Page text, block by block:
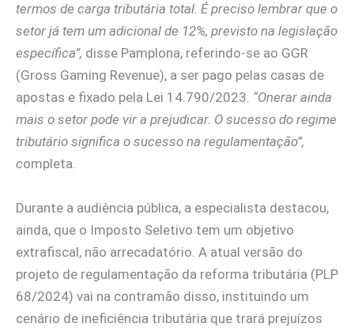
termos de carga tributária total. É preciso lembrar que o
setor já tem um adicional de 12%, previsto na legislação
específica”, disse Pamplona, referindo-se ao GGR
(Gross Gaming Revenue), a ser pago pelas casas de
apostas e fixado pela Lei 14.790/2023. “Onerar ainda
mais o setor pode vir a prejudicar. O sucesso do regime
tributário significa o sucesso na regulamentação”,
completa.
Durante a audiência pública, a especialista destacou,
ainda, que o Imposto Seletivo tem um objetivo
extrafiscal, não arrecadatório. A atual versão do
projeto de regulamentação da reforma tributária (PLP
68/2024) vai na contramão disso, instituindo um
cenário de ineficiência tributária que trará prejuízos